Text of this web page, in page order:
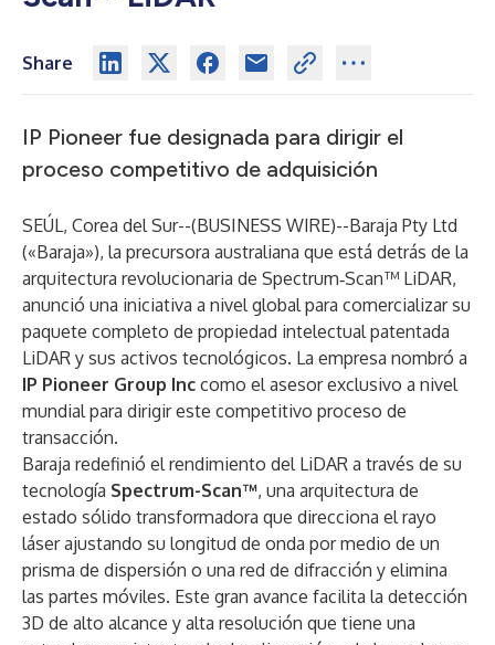
Share
IP Pioneer fue designada para dirigir el
proceso competitivo de adquisición
SEÚL, Corea del Sur--(BUSINESS WIRE)--Baraja Pty Ltd
(«Baraja»), la precursora australiana que está detrás de la
arquitectura revolucionaria de Spectrum‑Scan™ LiDAR,
anunció una iniciativa a nivel global para comercializar su
paquete completo de propiedad intelectual patentada
LiDAR y sus activos tecnológicos. La empresa nombró a
IP Pioneer Group Inc como el asesor exclusivo a nivel
mundial para dirigir este competitivo proceso de
transacción.
Baraja redefinió el rendimiento del LiDAR a través de su
tecnología Spectrum-Scan™, una arquitectura de
estado sólido transformadora que direcciona el rayo
láser ajustando su longitud de onda por medio de un
prisma de dispersión o una red de difracción y elimina
las partes móviles. Este gran avance facilita la detección
3D de alto alcance y alta resolución que tiene una